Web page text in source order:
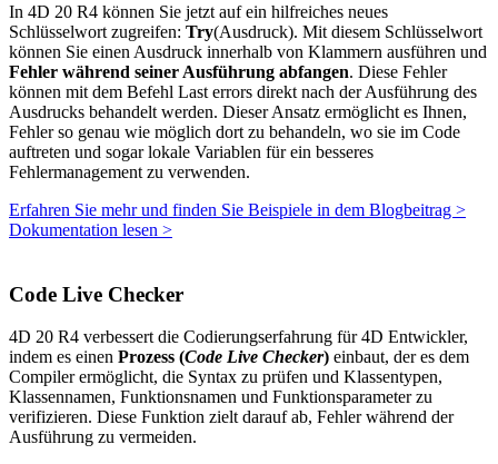
In 4D 20 R4 können Sie jetzt auf ein hilfreiches neues
Schlüsselwort zugreifen: Try(Ausdruck). Mit diesem Schlüsselwort
können Sie einen Ausdruck innerhalb von Klammern ausführen und
Fehler während seiner Ausführung abfangen. Diese Fehler
können mit dem Befehl Last errors direkt nach der Ausführung des
Ausdrucks behandelt werden. Dieser Ansatz ermöglicht es Ihnen,
Fehler so genau wie möglich dort zu behandeln, wo sie im Code
auftreten und sogar lokale Variablen für ein besseres
Fehlermanagement zu verwenden.
Erfahren Sie mehr und finden Sie Beispiele in dem Blogbeitrag >
Dokumentation lesen >
Code Live Checker
4D 20 R4 verbessert die Codierungserfahrung für 4D Entwickler,
indem es einen Prozess (Code Live Checker) einbaut, der es dem
Compiler ermöglicht, die Syntax zu prüfen und Klassentypen,
Klassennamen, Funktionsnamen und Funktionsparameter zu
verifizieren. Diese Funktion zielt darauf ab, Fehler während der
Ausführung zu vermeiden.